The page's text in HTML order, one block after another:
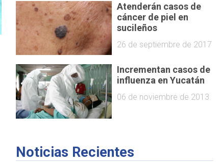
Atenderán casos de
cáncer de piel en
sucileños
26 de septiembre de 2017
Incrementan casos de
influenza en Yucatán
06 de noviembre de 2013
Noticias Recientes